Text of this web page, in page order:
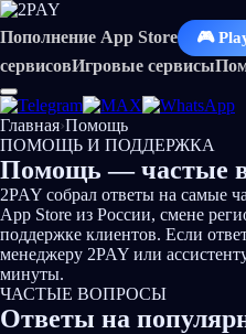
Пополнение App Store 🎮
сервисовИгровые сервисы
Главная›Помощь
ПОМОЩЬ И ПОДДЕРЖКА
Помощь —частые
2PAY собрал ответы на самые
App Store из России, смене
поддержке клиентов. Если
менеджеру 2PAY или
минуты.
ЧАСТЫЕ ВОПРОСЫ
Ответы на